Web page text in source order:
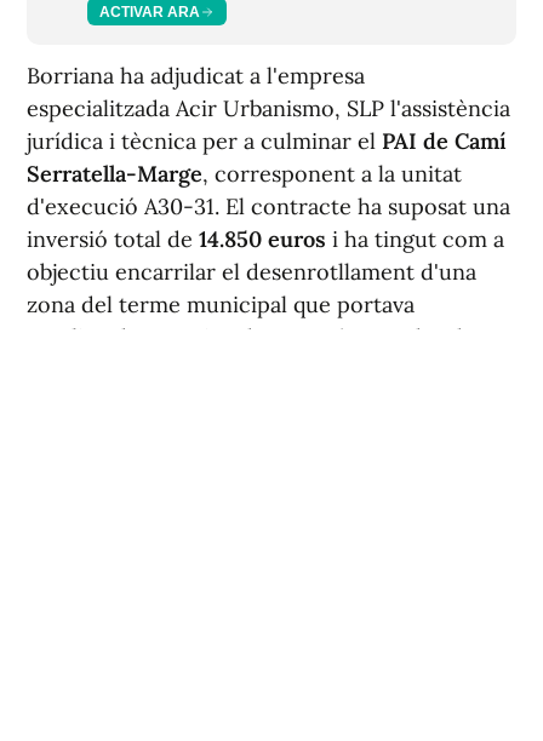
ACTIVAR ARA
Borriana ha adjudicat a l'empresa
especialitzada Acir Urbanismo, SLP l'assistència
jurídica i tècnica per a culminar el PAI de Camí
Serratella-Marge, corresponent a la unitat
d'execució A30-31. El contracte ha suposat una
inversió total de 14.850 euros i ha tingut com a
objectiu encarrilar el desenrotllament d'una
zona del terme municipal que portava
paralitzada aproximadament 15 anys, des de